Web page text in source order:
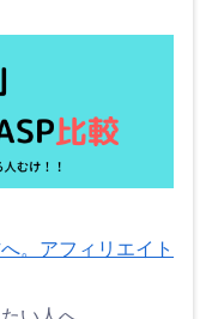
。アフィリエイト